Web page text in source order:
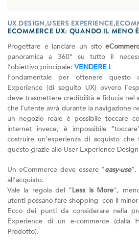
UX DESIGN,USERS
ECOMMERCE UX: QUANDO IL MENO
Progettare e lanciare un sito
panoramica a 360° su tutto il
l’obiettivo principale: VENDERE !
Fondamentale per ottenere
Experience (di seguito UX) ovvero
deve trasmettere credibilità e fiducia nel
che l’utente avrà durante la navigazione
un negozio reale è possibile toccare
internet invece, è impossibile
costruire un’esperienza di acquisto
questo grazie allo User Experience
Un eCommerce deve essere “easy-use”,
all'acquisto.
Vale la regola del “Less is More”,
utenti possano fare shopping con il minor
Ecco dei punti da considerare nella
Experience di un e-commerce (dalla
Prodotto).